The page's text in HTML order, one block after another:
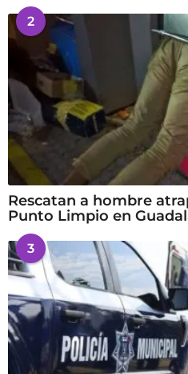
2
Rescatan a hombre
Punto Limpio en
3